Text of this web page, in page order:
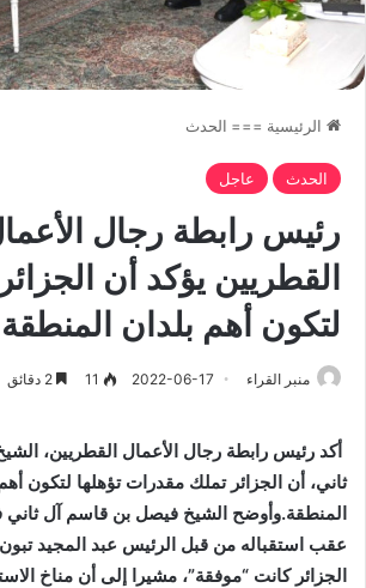
الرئيسية === الحدث
الحدث عاجل
رئيس رابطة رجال
القطريين يؤكد أن
لتكون أهم بلدان المنطقة
منبر القراء 2022-06-17
11
أكد رئيس رابطة رجال الأعمال القطريين،
ثاني، أن الجزائر تملك مقدرات تؤهلها لتكون
المنطقة.وأوضح الشيخ فيصل بن قاسم آل
عقب استقباله من قبل الرئيس عبد المجيد
الجزائر كانت “موفقة”، مشيرا إلى أن مناخ